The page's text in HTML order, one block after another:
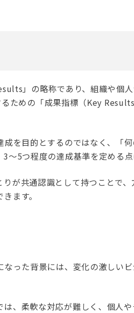
」の略称であり、組織や個
ための「成果指標（Key
を目的とするのではなく、「
〜5つ程度の達成基準を定める点
が共通認識として持つことで
ます。
った背景には、変化の激しい
、柔軟な対応が難しく、個人